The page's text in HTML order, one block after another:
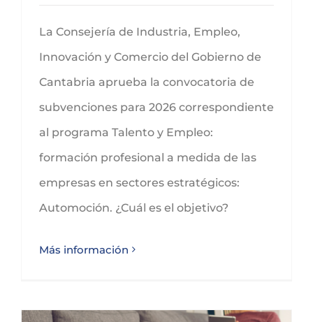
La Consejería de Industria, Empleo,
Innovación y Comercio del Gobierno de
Cantabria aprueba la convocatoria de
subvenciones para 2026 correspondiente
al programa Talento y Empleo:
formación profesional a medida de las
empresas en sectores estratégicos:
Automoción. ¿Cuál es el objetivo?
Más información